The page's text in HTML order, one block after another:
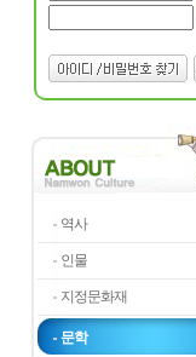
역사
인물
지정문화재
문학